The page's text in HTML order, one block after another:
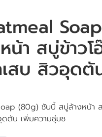
น้า สบู่ข้าว
สบ สิวอุดตั
(80g) ชับบี้ สบู่ล้างหน้า
ตัน เพิ่มความชุ่มช